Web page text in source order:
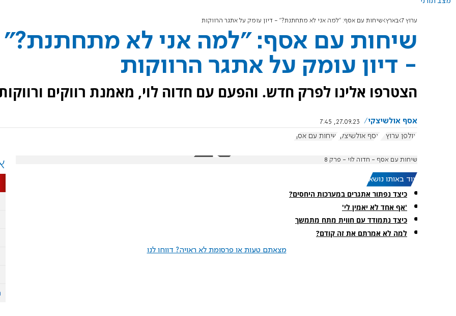
ערוץ 7 בארץ שיחות עם אסף: "למה אני לא מתחתנת?" - דיון עומק על אתגר הרווקות
שיחות עם אסף: "למה אני לא מתחתנת?"
- דיון עומק על אתגר הרווקות
הצטרפו אלינו לפרק חדש. והפעם עם חדוה לוי, מאמנת רווקים
אסף אולשיצקי
27.09.23, 7:45
אולפן ערוץ 7
אסף אולשיצקי שיחות עם אסף
שיחות עם אסף - חדוה לוי - פרק 8
עוד באותו נושא:
כיצד נפתור אתגרים במערכות היחסים?
'אף אחד לא יאמין לי'
כיצד נתמודד עם חווית מתח מתמשך
למה לא אמרתם את זה קודם?
מצאתם טעות או פרסומת לא ראויה? דווחו לנו